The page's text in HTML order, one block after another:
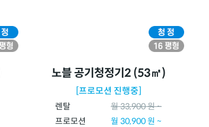
노블 공기청정기2 (53㎡)
[프로모션 진행중]
렌탈 월33,900원 ~
프로모션
월 30,900원 ~